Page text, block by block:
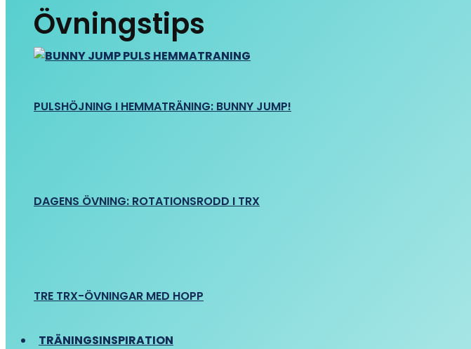
Övningstips
PULSHÖJNING I HEMMATRÄNING: BUNNY JUMP!
DAGENS ÖVNING: ROTATIONSRODD I TRX
TRE TRX-ÖVNINGAR MED HOPP
TRÄNINGSINSPIRATION